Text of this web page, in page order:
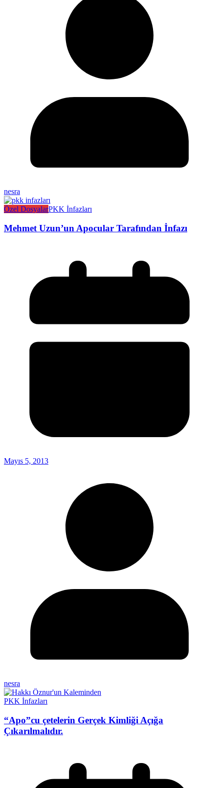
nesra
Özel DosyalarPKK İnfazları
Mehmet Uzun’un Apocular Tarafından İnfazı
Mayıs 5, 2013
nesra
PKK İnfazları
“Apo”cu çetelerin Gerçek Kimliği Açığa
Çıkarılmalıdır.